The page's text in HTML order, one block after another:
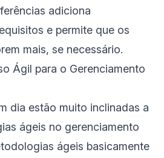
adiciona
e permite que os
mais, se necessário.
Ágil para o Gerenciamento
dia estão muito inclinadas a
ágeis no gerenciamento
ágeis basicamente